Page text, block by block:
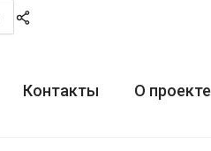
Контакты О проекте